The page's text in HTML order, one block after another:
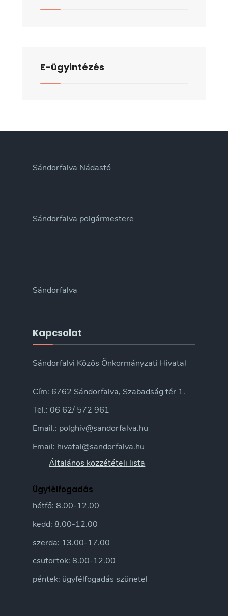
E-ügyintézés
Sándorfalva Nádastó
Sándorfalva polgármestere
Sándorfalva
Kapcsolat
Sándorfalvi Közös Önkormányzati Hivatal
Cím: 6762 Sándorfalva, Szabadság tér 1.
Tel.: 06 62/ 572 961
Email.: polghiv@sandorfalva.hu
Email: hivatal@sandorfalva.hu
Általános közzétételi lista
Ügyfélfogadás
hétfő: 8.00-12.00
kedd: 8.00-12.00
szerda: 13.00-17.00
csütörtök: 8.00-12.00
péntek: ügyfélfogadás szünetel